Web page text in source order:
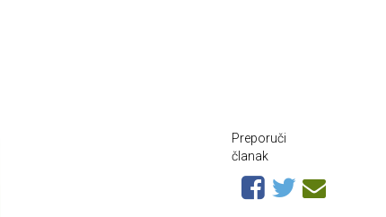
Preporuči
članak